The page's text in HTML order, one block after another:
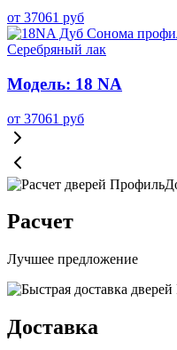
от 37061 руб
Модель: 18 NA
от 37061 руб
Расчет
Лучшее предложение
Доставка